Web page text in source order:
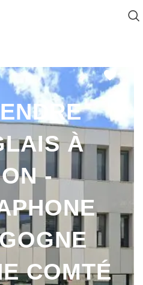
À
-
COMTÉ